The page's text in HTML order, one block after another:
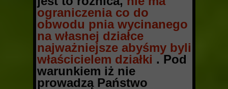
ograniczenia co do
obwodu pnia wycinanego
na własnej działce
najważniejsze abyśmy byli
właścicielem działki . Pod
warunkiem iż nie
prowadzą Państwo